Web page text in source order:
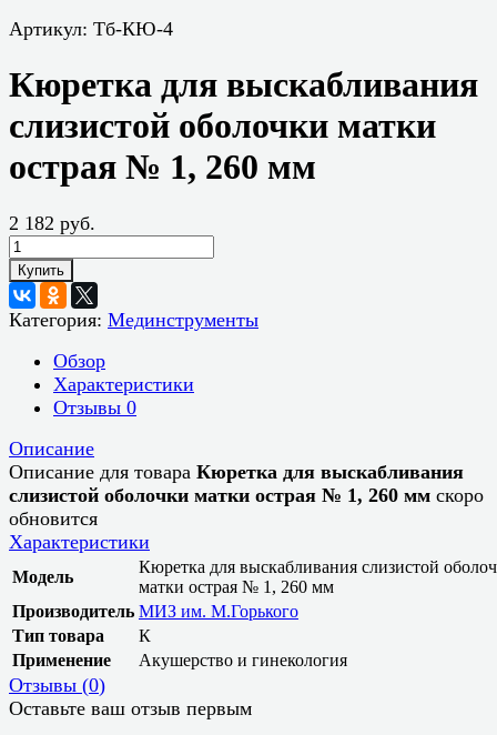
Артикул: Тб-КЮ-4
Кюретка для выскабливания
слизистой оболочки матки
острая № 1, 260 мм
2 182 руб.
Купить
Категория: Мединструменты
Обзор
Характеристики
Отзывы 0
Описание
Описание для товара Кюретка для выскабливания
слизистой оболочки матки острая № 1, 260 мм скоро
обновится
Характеристики
Модель
Кюретка для выскабливания слизистой
матки острая № 1, 260 мм
Производитель МИЗ им. М.Горького
Тип товара
К
Применение
Акушерство и гинекология
Отзывы (0)
Оставьте ваш отзыв первым